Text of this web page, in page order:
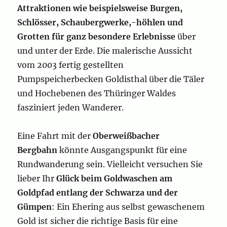
Attraktionen wie beispielsweise Burgen,
Schlösser, Schaubergwerke,-höhlen und
Grotten für ganz besondere Erlebnisse über
und unter der Erde. Die malerische Aussicht
vom 2003 fertig gestellten
Pumpspeicherbecken Goldisthal über die Täler
und Hochebenen des Thüringer Waldes
fasziniert jeden Wanderer.
Eine Fahrt mit derOberweißbacher
Bergbahnkönnte Ausgangspunkt für eine
Rundwanderung sein. Vielleicht versuchen Sie
lieber IhrGlück beim Goldwaschen am
Goldpfad entlang der Schwarza und der
Gümpen: Ein Ehering aus selbst gewaschenem
Gold ist sicher die richtige Basis für eine